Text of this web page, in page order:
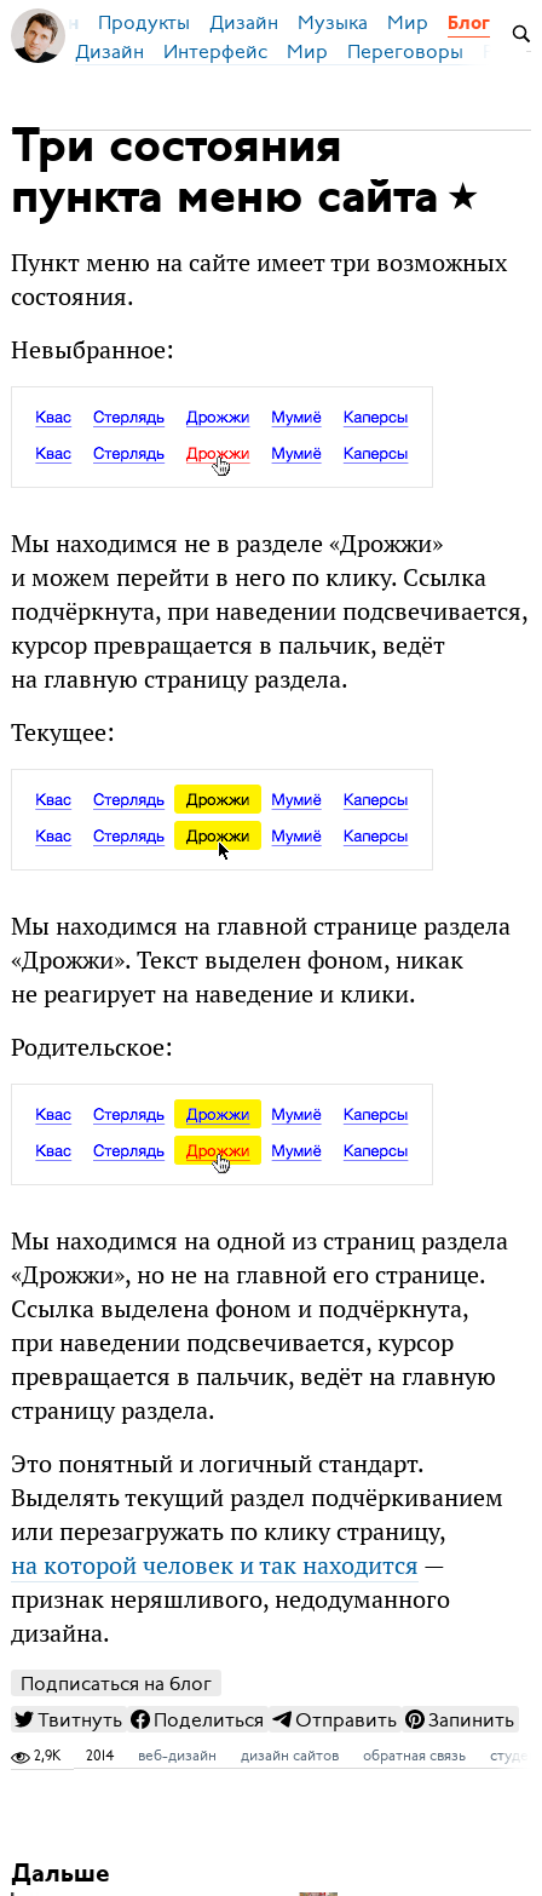
Бирман Продукты Дизайн Музыка Мир Блог
Дизайн Интерфейс Мир Переговоры
Три состояния
пункта меню сайта
Пункт меню на сайте имеет три возможных
состояния.
Невыбранное:
Мы находимся не в разделе «Дрожжи»
и можем перейти в него по клику. Ссылка
подчёркнута, при наведении подсвечивается,
курсор превращается в пальчик, ведёт
на главную страницу раздела.
Текущее:
Мы находимся на главной странице раздела
«Дрожжи». Текст выделен фоном, никак
не реагирует на наведение и клики.
Родительское:
Мы находимся на одной из страниц раздела
«Дрожжи», но не на главной его странице.
Ссылка выделена фоном и подчёркнута,
при наведении подсвечивается, курсор
превращается в пальчик, ведёт на главную
страницу раздела.
Это понятный и логичный стандарт.
Выделять текущий раздел подчёркиванием
или перезагружать по клику страницу,
на которой человек и так находится —
признак неряшливого, недодуманного
дизайна.
Подписаться на блог
Твитнуть
Поделиться Отправить Запинить
2,9K 2014 веб-дизайн дизайн сайтов обратная связь
Дальше